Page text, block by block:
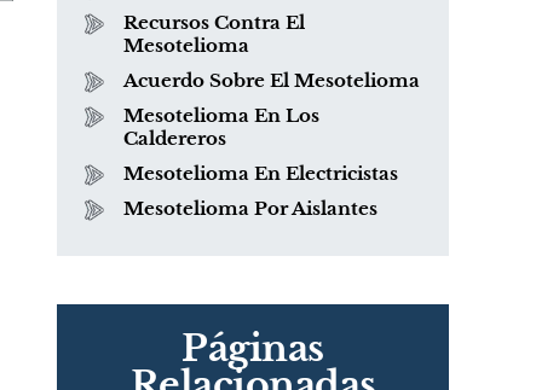
Recursos Contra El
Mesotelioma
Acuerdo Sobre El Mesotelioma
Mesotelioma En Los
Caldereros
Mesotelioma En Electricistas
Mesotelioma Por Aislantes
Páginas